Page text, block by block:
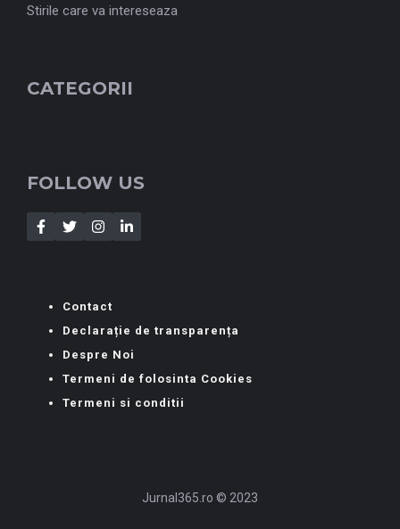
Stirile care va intereseaza
CATEGORII
FOLLOW US
Contact
Declarație de transparența
Despre Noi
Termeni de folosinta Cookies
Termeni si conditii
Jurnal365.ro © 2023